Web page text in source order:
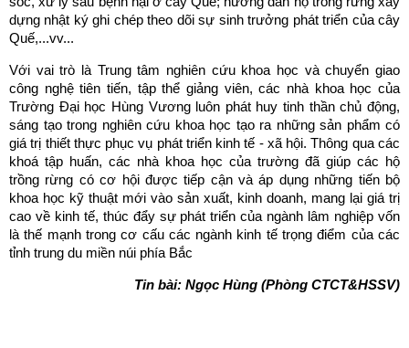
dựng nhật ký ghi chép theo dõi sự sinh trưởng phát triển của cây
Quế,...vv...
Với vai trò là Trung tâm nghiên cứu khoa học và chuyển giao
công nghệ tiên tiến, tập thể giảng viên, các nhà khoa học của
Trường Đại học Hùng Vương luôn phát huy tinh thần chủ động,
sáng tạo trong nghiên cứu khoa học tạo ra những sản phẩm có
giá trị thiết thực phục vụ phát triển kinh tế - xã hội. Thông qua các
khoá tập huấn, các nhà khoa học của trường đã giúp các hộ
trồng rừng có cơ hội được tiếp cận và áp dụng những tiến bộ
khoa học kỹ thuật mới vào sản xuất, kinh doanh, mang lại giá trị
cao về kinh tế, thúc đẩy sự phát triển của ngành lâm nghiệp vốn
là thế mạnh trong cơ cấu các ngành kinh tế trọng điểm của các
tỉnh trung du miền núi phía Bắc
Tin bài: Ngọc Hùng (Phòng CTCT&HSSV)